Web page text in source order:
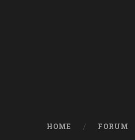
HOME FORUM